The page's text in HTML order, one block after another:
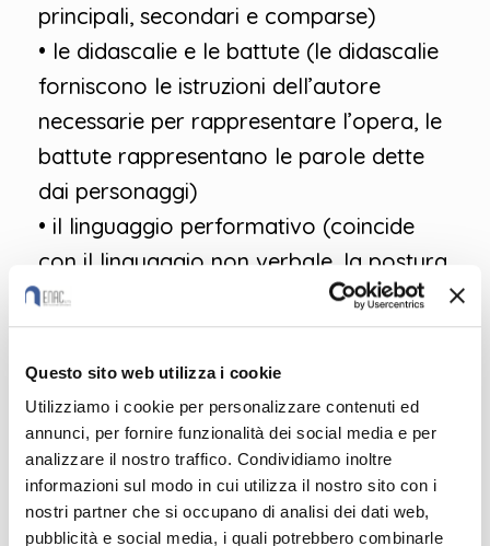
Questo sito web utilizza i cookie
Utilizziamo i cookie per personalizzare contenuti ed
annunci, per fornire funzionalità dei social media e per
analizzare il nostro traffico. Condividiamo inoltre
informazioni sul modo in cui utilizza il nostro sito con i
nostri partner che si occupano di analisi dei dati web,
pubblicità e social media, i quali potrebbero combinarle
principali, secondari e comparse)
• le didascalie e le battute (le didascalie
forniscono le istruzioni dell’autore
necessarie per rappresentare l’opera, le
battute rappresentano le parole dette
dai personaggi)
• il linguaggio performativo (coincide
con il linguaggio non verbale, la postura
e la gestualità dei personaggi in scena)